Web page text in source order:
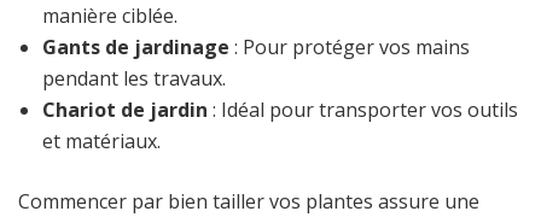
manière ciblée.
Gants de jardinage : Pour protéger vos mains
pendant les travaux.
Chariot de jardin : Idéal pour transporter vos outils
et matériaux.
Commencer par bien tailler vos plantes assure une